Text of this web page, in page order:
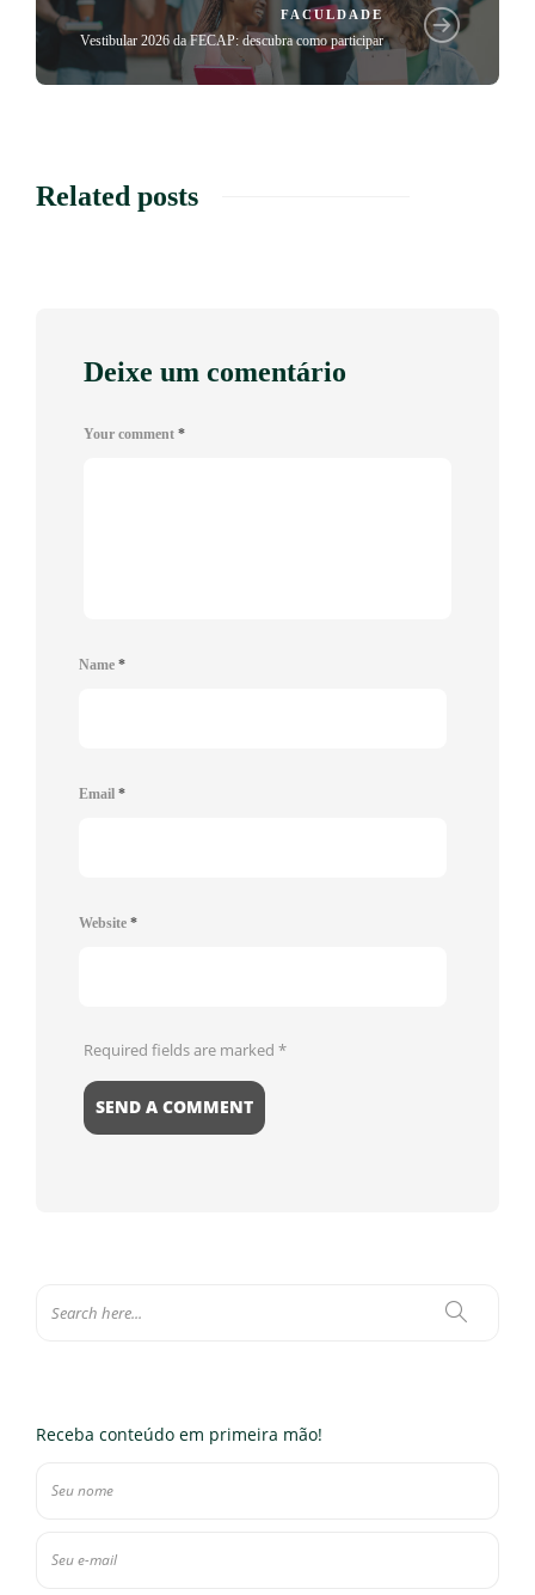
FACULDADE
Vestibular 2026 da FECAP: descubra como participar
Related posts
Deixe um comentário
Your comment *
Name *
Email *
Website *
Required fields are marked *
Receba conteúdo em primeira mão!